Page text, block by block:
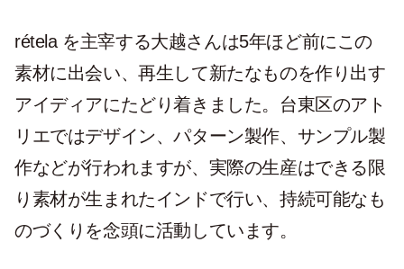
rétela を主宰する大越さんは5年ほど前にこの
素材に出会い、再生して新たなものを作り出す
アイディアにたどり着きました。台東区のアト
リエではデザイン、パターン製作、サンプル製
作などが行われますが、実際の生産はできる限
り素材が生まれたインドで行い、持続可能なも
のづくりを念頭に活動しています。